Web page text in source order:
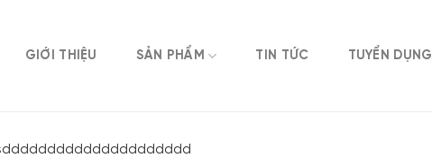
GIỚI THIỆU SẢN PHẨM TIN TỨC TUYỂN DỤNG